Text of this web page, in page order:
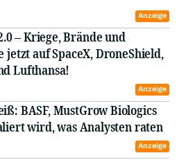
Anzeige
– Kriege, Brände und
auf SpaceX, DroneShield,
Lufthansa!
Anzeige
BASF, MustGrow Biologics
wird, was Analysten raten
Anzeige